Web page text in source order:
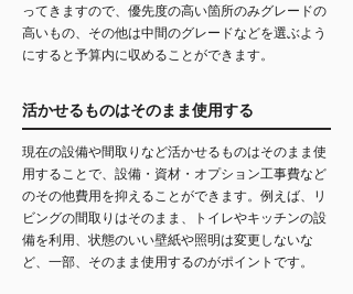
ってきますので、優先度の高い箇所のみグレードの
高いもの、その他は中間のグレードなどを選ぶよう
にすると予算内に収めることができます。
活かせるものはそのまま使用する
現在の設備や間取りなど活かせるものはそのまま使
用することで、設備・資材・オプション工事費など
のその他費用を抑えることができます。例えば、リ
ビングの間取りはそのまま、トイレやキッチンの設
備を利用、状態のいい壁紙や照明は変更しないな
ど、一部、そのまま使用するのがポイントです。